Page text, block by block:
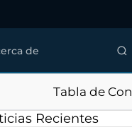
de
Tabla de
Recientes